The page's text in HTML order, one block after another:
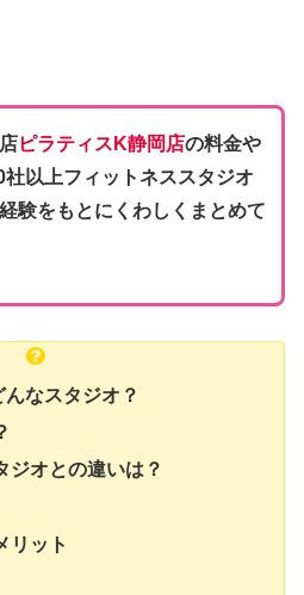
ピラティスK静岡店の料金や
以上フィットネススタジオ
験をもとにくわしくまとめて
なスタジオ？
ジオとの違いは？
リット